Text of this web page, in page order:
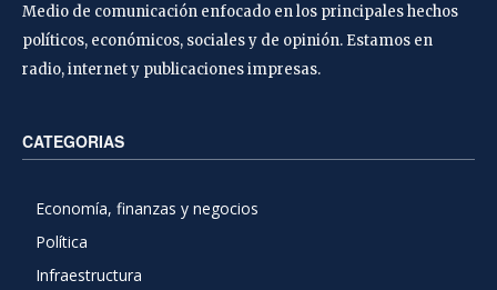
Medio de comunicación enfocado en los principales hechos
políticos, económicos, sociales y de opinión. Estamos en
radio, internet y publicaciones impresas.
CATEGORIAS
Economía, finanzas y negocios
Política
Infraestructura